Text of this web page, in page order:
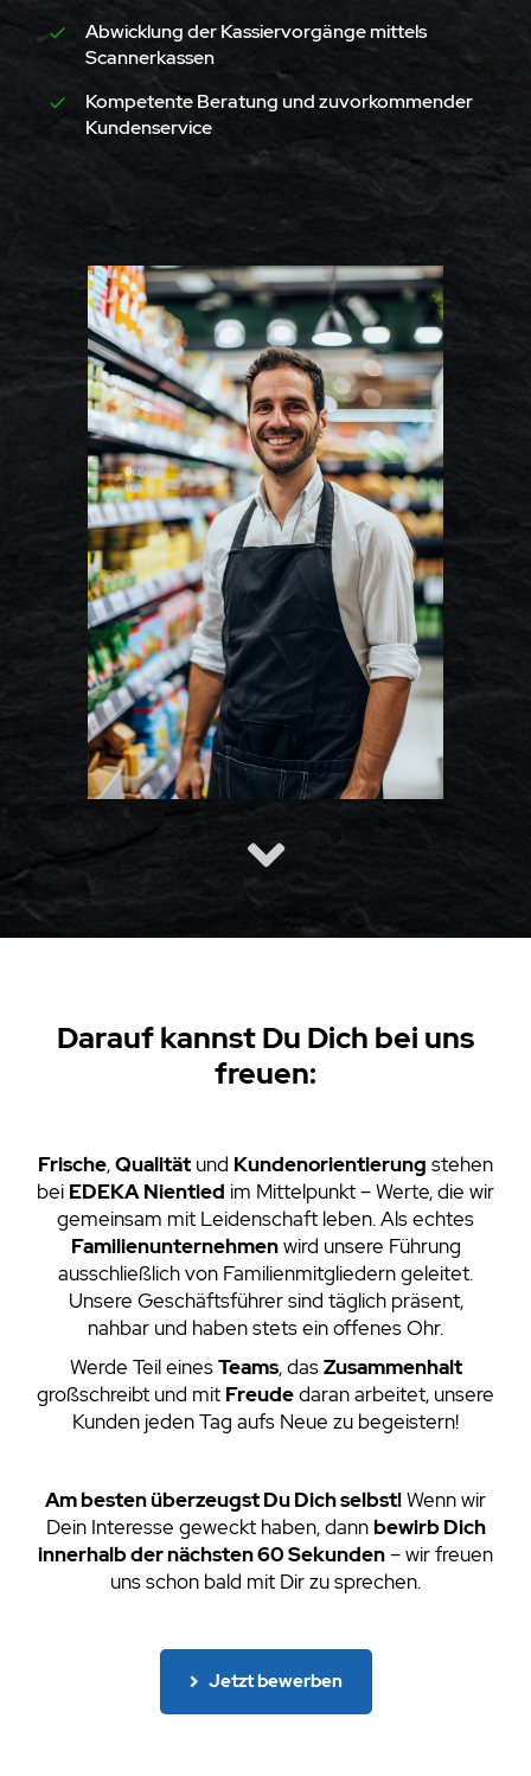
Abwicklung der Kassiervorgänge mittels
Scannerkassen
Kompetente Beratung und zuvorkommender
Kundenservice
Darauf kannst Du Dich bei uns
freuen:
Frische,Qualität und Kundenorientierung stehen
bei EDEKA Nientied im Mittelpunkt – Werte, die wir
gemeinsam mit Leidenschaft leben. Als echtes
Familienunternehmenwird unsere Führung
ausschließlich von Familienmitgliedern geleitet.
Unsere Geschäftsführer sind täglich präsent,
nahbar und haben stets ein offenes Ohr.
Werde Teil einesTeams, dasZusammenhalt
großschreibt und mit Freudedaran arbeitet, unsere
Kunden jeden Tag aufs Neue zu begeistern!
Am besten überzeugst Du Dich selbst!Wenn wir
Dein Interesse geweckt haben, dann bewirb Dich
innerhalb der nächsten 60 Sekunden– wir freuen
uns schon bald mit Dir zu sprechen.
Jetzt bewerben